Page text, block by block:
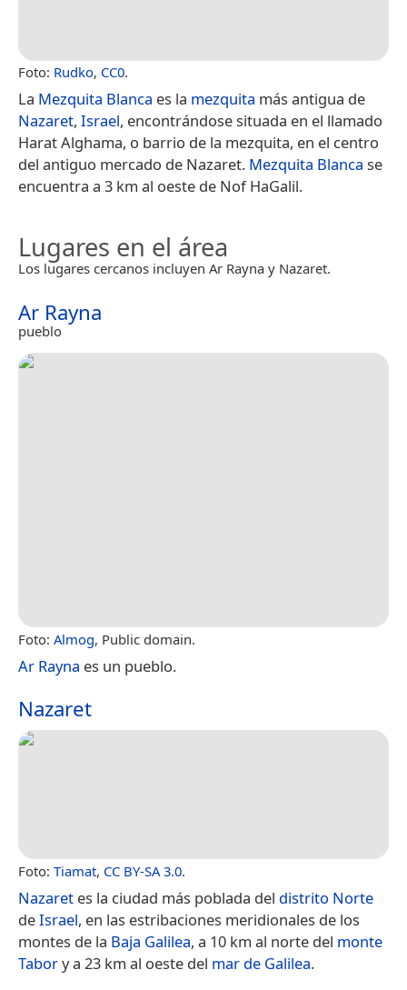
Foto: Rudko, CC0.
La Mezquita Blanca es la mezquita más antigua de
Nazaret, Israel, encontrándose situada en el llamado
Harat Alghama, o barrio de la mezquita, en el centro
del antiguo mercado de Nazaret. Mezquita Blanca se
encuentra a 3 km al oeste de Nof HaGalil.
Lugares en el área
Los lugares cercanos incluyen Ar Rayna y Nazaret.
Ar Rayna
pueblo
Foto: Almog, Public domain.
Ar Rayna es un pueblo.
Nazaret
Foto: Tiamat, CC BY-SA 3.0.
Nazaret es la ciudad más poblada del distrito Norte
deIsrael, en las estribaciones meridionales de los
montes de la Baja Galilea, a 10 km al norte del monte
Tabory a 23 km al oeste del mar de Galilea.